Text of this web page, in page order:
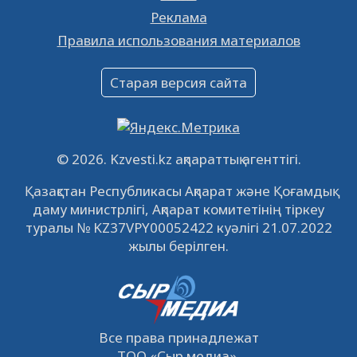
16.12.2022 61064
Объявление
09.12.2022
Свободные рабочие места
встречу с инвесторами в Кызылорде 22
ноября
21.11.2022 14952 0
© 2026. Kzvesti.kz ақпараттық агенттігі.
Қазақстан Республикасы Ақпарат және Қоғамдық
даму министрлігі, Ақпарат комитетінің тіркеу
туралы № KZ37VPY00052422 куәлігі 21.07.2022
жылы берілген.
Все права принадлежат
Реклама
Правила использования материалов
Старая версия сайта